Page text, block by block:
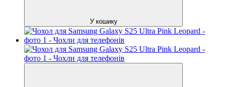
У кошику